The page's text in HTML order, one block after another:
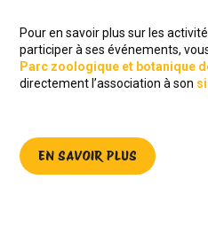
Pour en savoir plus sur les
participer à ses événements,
Parc zoologique et botanique
directement l’association à son
EN SAVOIR PLUS